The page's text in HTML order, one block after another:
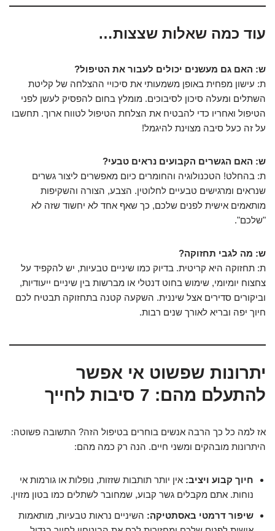
עוד כמה שאלות שצצות…
ש: האם גם מעשנים יכולים לעבור את הטיפול?
ת: עישון מפחית באופן משמעותי את סיכויי ההצלחה של קליטת
השתלים ומעלה סיכון לסיבוכים. מומלץ בחום להפסיק לעשן לפני
הטיפול ואחריו כדי להבטיח את הצלחת הטיפול לטווח ארוך. תחשבו
על זה כעל סיבה מצוינת להיגמל!
ש: האם הגשרים הקבועים נראים טבעי?
ת: בהחלט! הטכנולוגיה והחומרים כיום מאפשרים ליצור גשרים
שנראים ומרגישים טבעיים לחלוטין. הצבע, הצורה והשקיפות
מותאמים אישית לפנים שלכם, כך שאף אחד לא יחשוד שזה לא
"שלכם".
ש: מה לגבי תחזוקה?
ת: תחזוקה היא קריטית. בדיוק כמו שיניים טבעיות, יש להקפיד על
צחצוח יומיומי, שימוש בחוט דנטלי או מברשות בין שיניים ייעודיות,
וביקורים סדירים אצל שיננית. השקעה קטנה בתחזוקה תבטיח לכם
חיוך יפה ובריא לאורך שנים רבות.
יתרונות שפשוט אי אפשר
להתעלם מהם: 7 סיבות לחייך
אז למה כל כך הרבה אנשים בוחרים בטיפול הזה? התשובה פשוטה:
היתרונות מובהקים ומשני חיים. הנה רק כמה מהם:
חיוך קבוע ויציב: אין יותר תותבות שזזות, נופלות או גורמות אי
נוחות. אתם מקבלים גשר קבוע, שמחובר לשתלים כמו בטון מזוין.
שיפור דרמטי באסתטיקה: השיניים נראות טבעיות, מותאמות